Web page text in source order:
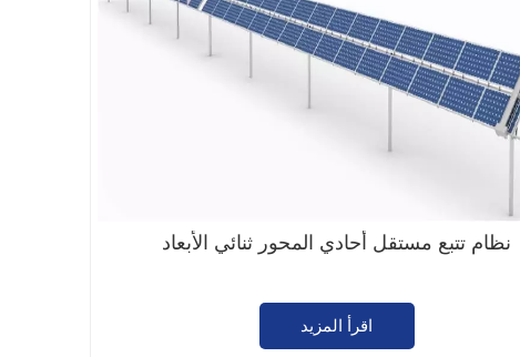
نظام تتبع مستقل أحادي المحور ثنائي الأبعاد
اقرأ المزيد